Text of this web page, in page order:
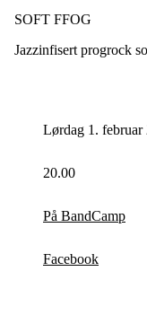
SOFT FFOG
Jazzinfisert progrock
Lørdag 1. februar
20.00
På BandCamp
Facebook